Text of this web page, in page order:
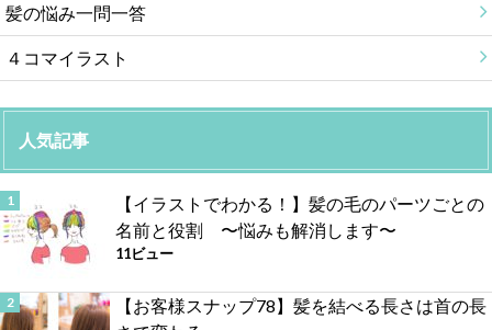
髪の悩み一問一答
４コマイラスト
人気記事
【イラストでわかる！】髪の毛のパーツごとの
名前と役割 〜悩みも解消します〜
11ビュー
【お客様スナップ78】髪を結べる長さは首の長